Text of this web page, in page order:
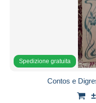
Spedizione gratuita
Contos e